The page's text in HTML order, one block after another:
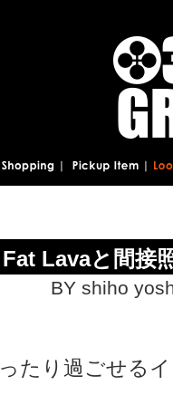
Fat Lavaと間接
BY shiho
ったり過ごせる